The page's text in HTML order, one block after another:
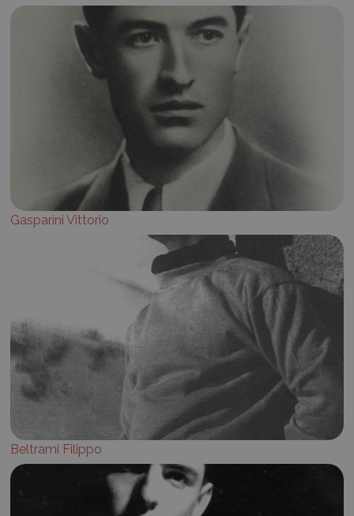
Gasparini Vittorio
Beltrami Filippo